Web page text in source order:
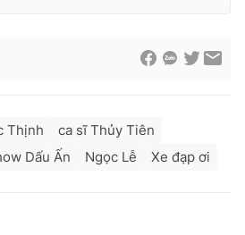
Thịnh
ca sĩ Thủy Tiên
Dấu Ấn Ngọc Lễ Xe đạp ơi